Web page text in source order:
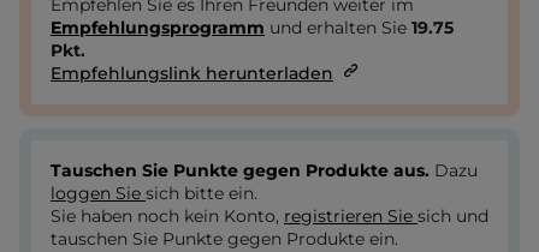
Empfehlen Sie es Ihren Freunden weiter im
Empfehlungsprogramm und erhalten Sie 19.75
Pkt.
Empfehlungslink herunterladen
Tauschen Sie Punkte gegen Produkte aus. Dazu
loggen Sie sich bitte ein.
Sie haben noch kein Konto, registrieren Sie sich und
tauschen Sie Punkte gegen Produkte ein.